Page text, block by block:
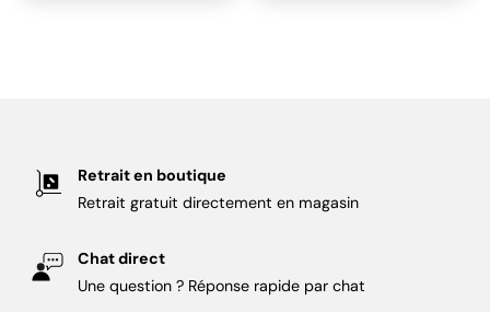
Retrait en boutique
Retrait gratuit directement en magasin
Chat direct
Une question ? Réponse rapide par chat